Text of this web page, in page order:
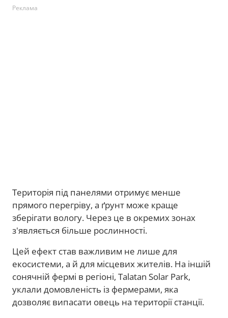
Реклама
Територія під панелями отримує менше
прямого перегріву, а ґрунт може краще
зберігати вологу. Через це в окремих зонах
з'являється більше рослинності.
Цей ефект став важливим не лише для
екосистеми, а й для місцевих жителів. На іншій
сонячній фермі в регіоні, Talatan Solar Park,
уклали домовленість із фермерами, яка
дозволяє випасати овець на території станції.